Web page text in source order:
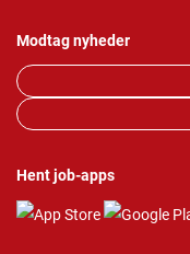
Modtag nyheder
Hent job-apps